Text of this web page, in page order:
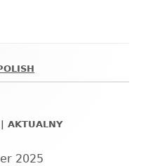
AKTUALNY
2025